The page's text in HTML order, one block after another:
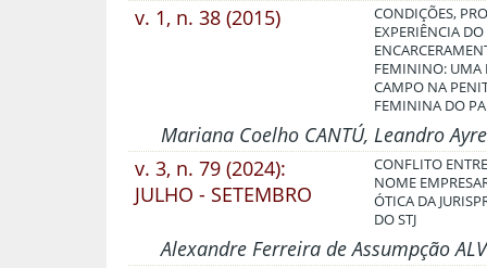
v. 1, n. 38 (2015)
CONDIÇÕES,
EXPERIÊNCIA DO
FEMININO: UMA
CAMPO NA
FEMININA DO
Mariana Coelho CANTÚ, Leandro
v. 3, n. 79 (2024):
JULHO - SETEMBRO
CONFLITO
NOME
ÓTICA DA
DO STJ
Alexandre Ferreira de Assumpção